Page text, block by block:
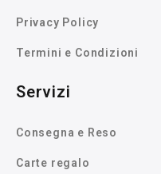
Privacy Policy
Termini e Condizioni
Servizi
Consegna e Reso
Carte regalo